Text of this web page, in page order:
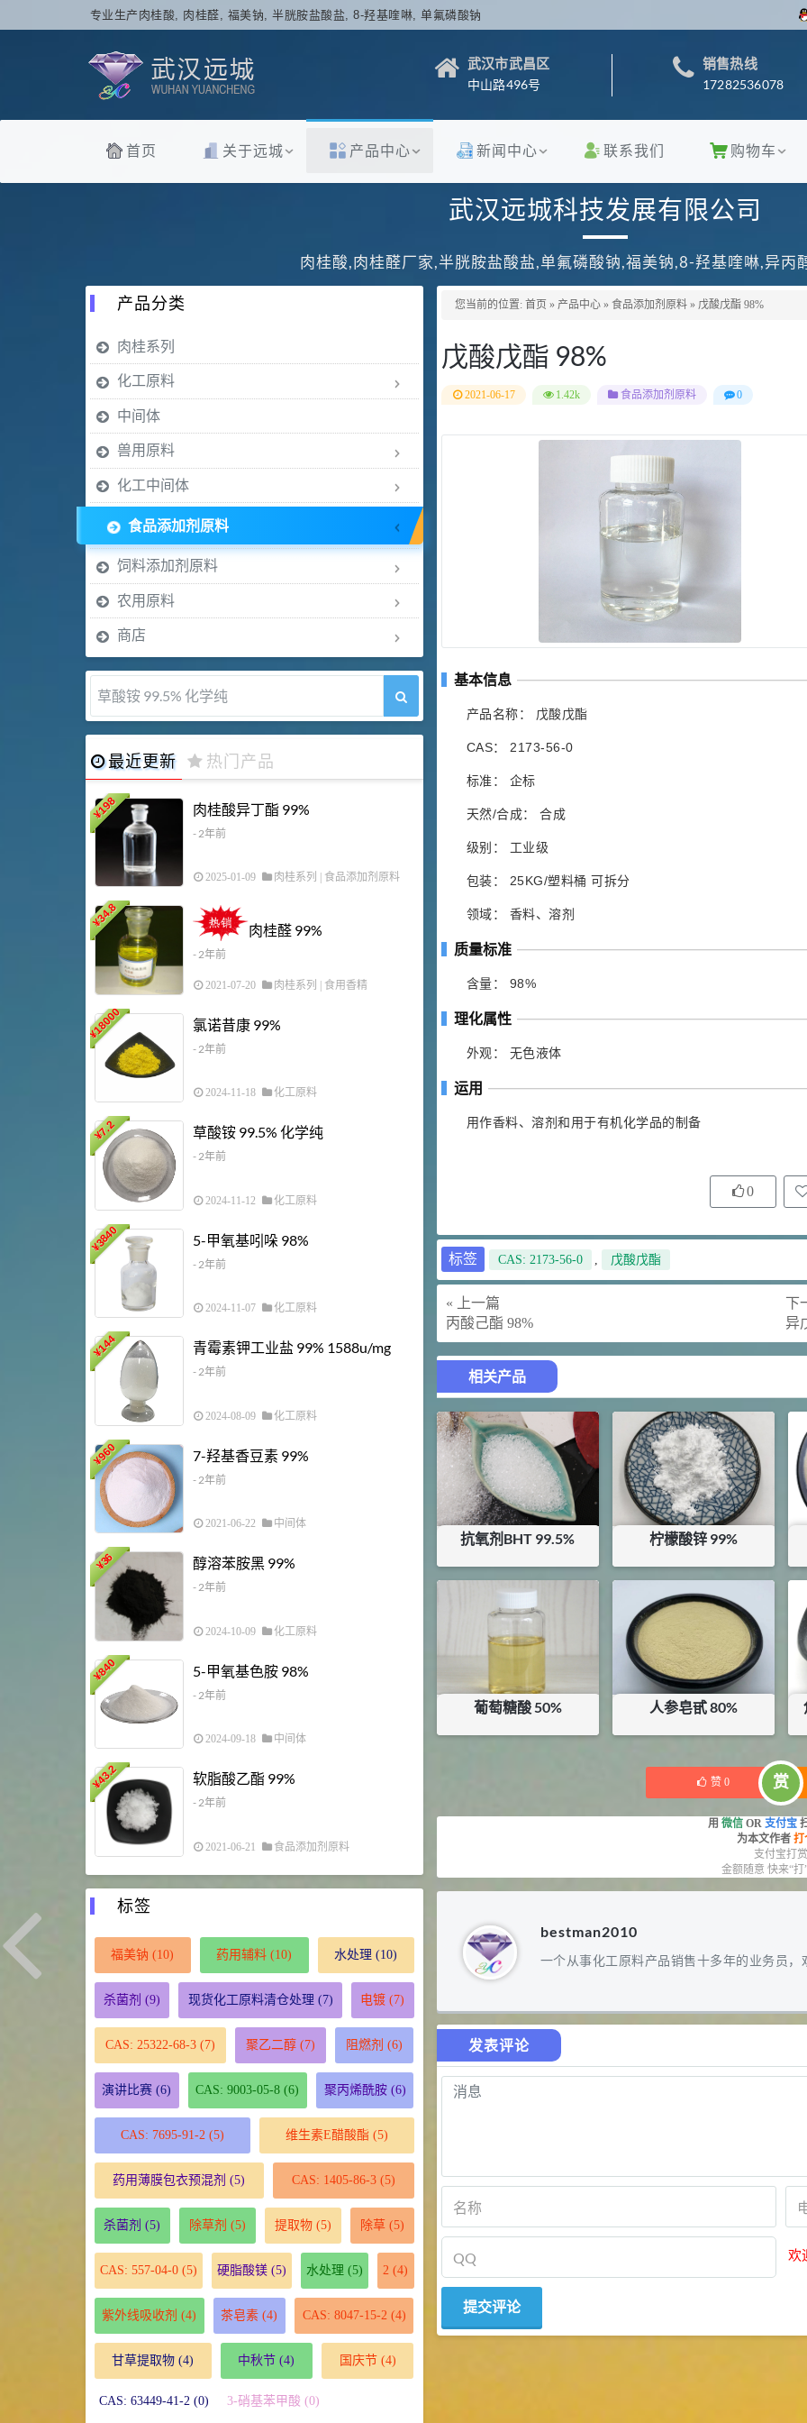
专业生产肉桂酸, 肉桂醛, 福美钠, 半胱胺盐酸盐, 8-羟基喹啉, 单氟磷酸钠
武汉市武昌区
中山路496号
销售热线
17282536078
首页 关于远城 产品中心 新闻中心 联系我们 购物车
武汉远城科技发展有限公司
肉桂酸,肉桂醛厂家,半胱胺盐酸盐,单氟磷酸钠,福美钠,8-羟基喹啉,异丙
您当前的位置: 首页 » 产品中心 » 食品添加剂原料 » 戊酸戊酯 98%
戊酸戊酯 98%
2021-06-17 1.42k 食品添加剂原料 0
基本信息
产品名称： 戊酸戊酯
CAS： 2173-56-0
标准： 企标
天然/合成： 合成
级别： 工业级
包装： 25KG/塑料桶 可拆分
领域： 香料、溶剂
质量标准
含量： 98%
理化属性
外观： 无色液体
运用
用作香料、溶剂和用于有机化学品的制备
0
标签 CAS: 2173-56-0 , 戊酸戊酯
« 上一篇
丙酸己酯 98%
下
异
相关产品
抗氧剂BHT 99.5%
¥27
柠檬酸锌 99%
¥42
库存：13.69KG
葡萄糖酸 50% 人参皂甙 80%
库存：0.1KG
赞 0 赏
用 微信 OR 支付宝
为本文作者 打
支付宝打赏
金额随意 快来“打
bestman2010
一个从事化工原料产品销售十多年的业务员，
发表评论
欢
产品分类
肉桂系列
化工原料
中间体
兽用原料
化工中间体
食品添加剂原料
饲料添加剂原料
农用原料
商店
草酸铵 99.5% 化学纯
最近更新 热门产品
¥
198 肉桂酸异丁酯 99%
- 2年前
2025-01-09 肉桂系列 食品添加剂原料
¥
34.8
肉桂醛 99%
- 2年前
2021-07-20 肉桂系列 | 食用香精
¥
18000 氯诺昔康 99%
- 2年前
2024-11-18 化工原料
¥
7.2 草酸铵 99.5% 化学纯
- 2年前
2024-11-12 化工原料
¥
3840 5-甲氧基吲哚 98%
- 2年前
2024-11-07 化工原料
¥
144 青霉素钾工业盐 99% 1588u/mg
- 2年前
2024-08-09 化工原料
¥
960 7-羟基香豆素 99%
- 2年前
2021-06-22 中间体
¥
36 醇溶苯胺黑 99%
- 2年前
2024-10-09 化工原料
¥
840 5-甲氧基色胺 98%
- 2年前
2024-09-18 中间体
¥
43.2 软脂酸乙酯 99%
- 2年前
2021-06-21 食品添加剂原料
1 胍基乙酸 98%
2021-05-25 饲料添加剂原料
2 乙酸橙花酯 99%
2021-06-17
145 3 多效唑 90%
浏览量 - 4.4w
2021-07-07 植物生长调节剂
4 N-羟甲基丙烯酰胺 98% NMA
92 5
对甲氧基苯甲醛（茴香醛）
99.5%
浏览量 - 1.89w
69.6 6
S-羧甲基-L-半胱氨酸(羧甲司坦)
98.5%
浏览量 - 1.72w
2021-05-30 化工原料
27 抗氧剂BHT 99.5%
浏览量 - 1.64w
2021-05-25 食品添加剂原料
11.25 D-异抗坏血酸钠 98%
浏览量 - 1.55w
食品添加剂原料
9 硬脂富马酸钠 99%
浏览量 - 1.54w
2021-06-19 化工原料
标签
福美钠 (10) 药用辅料 (10) 水处理 (10)
杀菌剂 (9) 现货化工原料清仓处理 (7) 电镀 (7)
CAS: 25322-68-3(7) 聚乙二醇(7) 阻燃剂 (6)
演讲比赛 (6) CAS: 9003-05-8 (6) 聚丙烯酰胺(6)
CAS: 7695-91-2 (5) 维生素E醋酸酯(5)
药用薄膜包衣预混剂 (5) CAS: 1405-86-3(5)
杀菌剂 (5) 除草剂 (5) 提取物(5) 除草(5)
CAS: 557-04-0(5) 硬脂酸镁(5) 水处理 (5) 2 (4)
紫外线吸收剂 (4) 茶皂素 (4) CAS: 8047-15-2 (4)
甘草提取物 (4) 中秋节 (4) 国庆节(4)
CAS: 63449-41-2 (0) 3-硝基苯甲酸 (0)